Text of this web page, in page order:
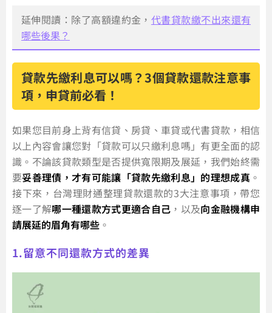
延伸閱讀：除了高額違約金， 代書貸款繳不出來還有
哪些後果？
貸款先繳利息可以嗎？3個貸款還款注意事
項，申貸前必看！
如果您目前身上背有信貸、房貸、車貸或代書貸款，相信
以上內容會讓您對「貸款可以只繳利息嗎」有更全面的認
識。不論該貸款類型是否提供寬限期及展延，我們始終需
要妥善理債，才有可能讓「貸款先繳利息」的理想成真 。
接下來，台灣理財通整理貸款還款的3大注意事項，帶您
逐一了解哪一種還款方式更適合自己 ，以及向金融機構申
請展延的眉角有哪些 。
1.留意不同還款方式的差異